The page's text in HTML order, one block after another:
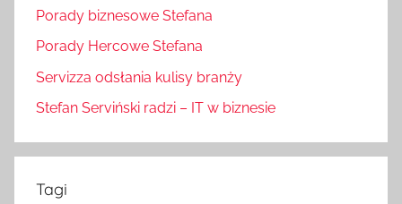
Porady biznesowe Stefana
Porady Hercowe Stefana
Servizza odsłania kulisy branży
Stefan Serviński radzi – IT w biznesie
Tagi